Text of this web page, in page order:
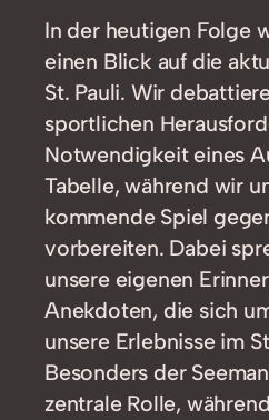
In der heutigen Folge
einen Blick auf die
St. Pauli. Wir
sportlichen
Notwendigkeit eines
Tabelle, während wir
kommende Spiel
vorbereiten. Dabei
unsere eigenen
Anekdoten, die sich
unsere Erlebnisse im
Besonders der
zentrale Rolle,